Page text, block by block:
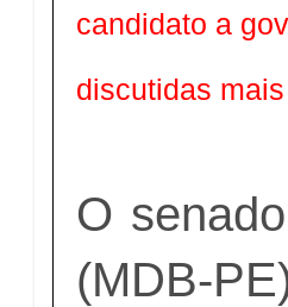
candidato a
discutidas
O
(MDB-